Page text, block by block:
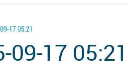
17 05:21
17 05:21